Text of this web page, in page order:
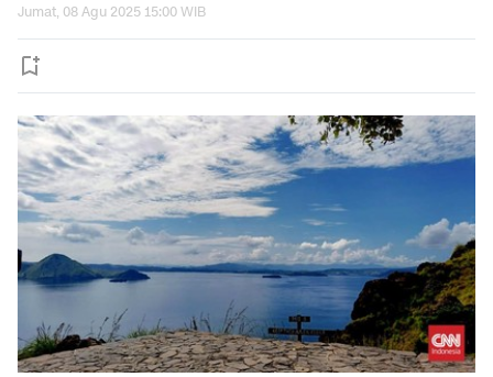
Jumat, 08 Agu 2025 15:00 WIB